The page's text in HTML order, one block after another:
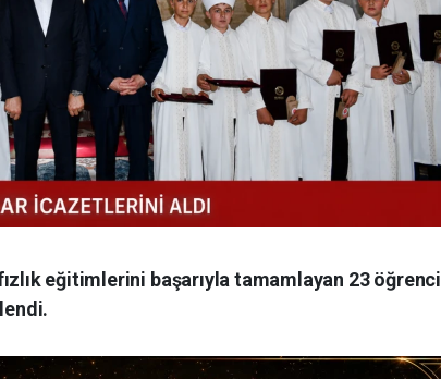
eğitimlerini başarıyla tamamlayan 23 öğrenci